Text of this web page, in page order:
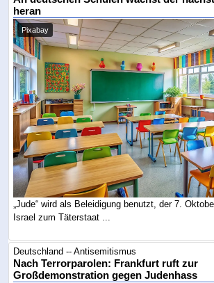
heran
Pixabay
„Jude“ wird als Beleidigung benutzt, der 7.
Israel zum Täterstaat ...
Deutschland -- Antisemitismus
Nach Terrorparolen: Frankfurt ruft zur
Großdemonstration gegen Judenhass